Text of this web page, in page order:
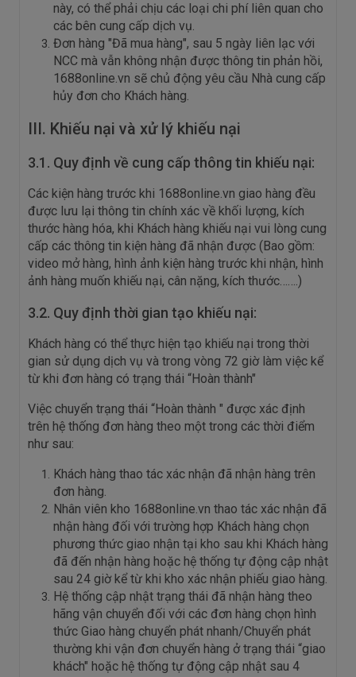
này, có thể phải chịu các loại chi phí liên quan cho
các bên cung cấp dịch vụ.
Đơn hàng "Đã mua hàng", sau 5 ngày liên lạc với
NCC mà vẫn không nhận được thông tin phản hồi,
1688online.vn sẽ chủ động yêu cầu Nhà cung cấp
hủy đơn cho Khách hàng.
III. Khiếu nại và xử lý khiếu nại
3.1. Quy định về cung cấp thông tin khiếu nại:
Các kiện hàng trước khi 1688online.vn giao hàng đều
được lưu lại thông tin chính xác về khối lượng, kích
thước hàng hóa, khi Khách hàng khiếu nại vui lòng cung
cấp các thông tin kiện hàng đã nhận được (Bao gồm:
video mở hàng, hình ảnh kiện hàng trước khi nhận, hình
ảnh hàng muốn khiếu nại, cân nặng, kích thước…….)
3.2. Quy định thời gian tạo khiếu nại:
Khách hàng có thể thực hiện tạo khiếu nại trong thời
gian sử dụng dịch vụ và trong vòng 72 giờ làm việc kể
từ khi đơn hàng có trạng thái “Hoàn thành"
Việc chuyển trạng thái “Hoàn thành " được xác định
trên hệ thống đơn hàng theo một trong các thời điểm
như sau:
Khách hàng thao tác xác nhận đã nhận hàng trên
đơn hàng.
Nhân viên kho 1688online.vn thao tác xác nhận đã
nhận hàng đối với trường hợp Khách hàng chọn
phương thức giao nhận tại kho sau khi Khách hàng
đã đến nhận hàng hoặc hệ thống tự động cập nhật
sau 24 giờ kể từ khi kho xác nhận phiếu giao hàng.
Hệ thống cập nhật trạng thái đã nhận hàng theo
hãng vận chuyển đối với các đơn hàng chọn hình
thức Giao hàng chuyển phát nhanh/Chuyển phát
thường khi vận đơn chuyển hàng ở trạng thái “giao
khách" hoặc hệ thống tự động cập nhật sau 4